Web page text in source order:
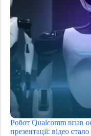
Робот Qualcomm впав
презентації: відео